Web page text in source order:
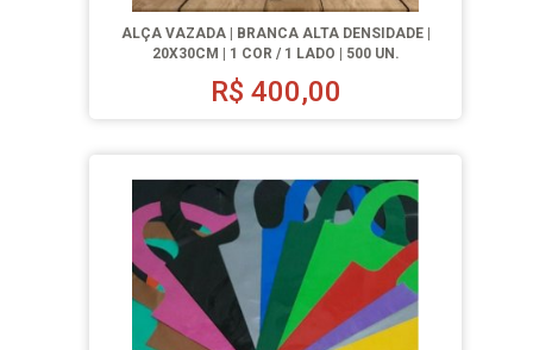
ALÇA VAZADA | BRANCA ALTA DENSIDADE |
20X30CM | 1 COR / 1 LADO | 500 UN.
R$ 400,00